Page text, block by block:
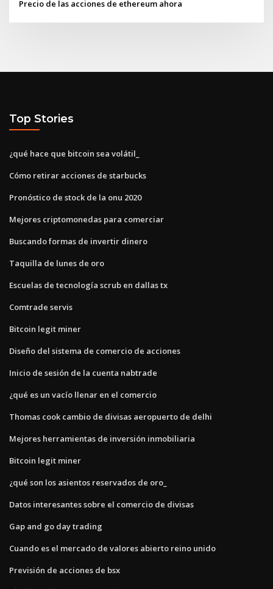
Precio de las acciones de ethereum ahora
Top Stories
¿qué hace que bitcoin sea volátil_
Cómo retirar acciones de starbucks
Pronóstico de stock de la onu 2020
Mejores criptomonedas para comerciar
Buscando formas de invertir dinero
Taquilla de lunes de oro
Escuelas de tecnología scrub en dallas tx
Comtrade servis
Bitcoin legit miner
Diseño del sistema de comercio de acciones
Inicio de sesión de la cuenta nabtrade
¿qué es un vacío llenar en el comercio
Thomas cook cambio de divisas aeropuerto de delhi
Mejores herramientas de inversión inmobiliaria
Bitcoin legit miner
¿qué son los asientos reservados de oro_
Datos interesantes sobre el comercio de divisas
Gap and go day trading
Cuando es el mercado de valores abierto reino unido
Previsión de acciones de bsx